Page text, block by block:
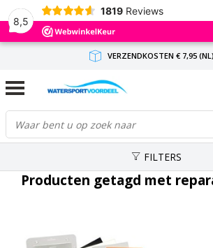
8,5
1819 Reviews
VERZENDKOSTEN € 7,95 (NL)
GRATIS VERZENDING(NL) VANAF
BINNEN 1-3 WERKDAGEN
FILTERS
Producten getagd met